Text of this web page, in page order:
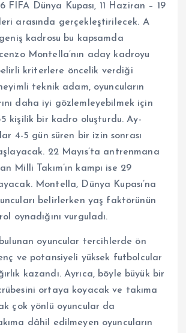
FIFA Dünya Kupası, 11 Haziran – 19
arasında gerçekleştirilecek. A
geniş kadrosu bu kapsamda
Montella’nın aday kadroyu
kriterlere öncelik verdiği
teknik adam, oyuncuların
daha iyi gözlemleyebilmek için
kişilik bir kadro oluşturdu. Ay-
4-5 gün süren bir izin sonrası
22 Mayıs’ta antrenmana
Milli Takım’ın kampı ise 29
Montella, Dünya Kupası’na
belirlerken yaş faktörünün
oynadığını vurguladı.
oyuncular tercihlerde ön
ve potansiyeli yüksek futbolcular
kazandı. Ayrıca, böyle büyük bir
ortaya koyacak ve takıma
çok yönlü oyuncular da
dâhil edilmeyen oyuncuların